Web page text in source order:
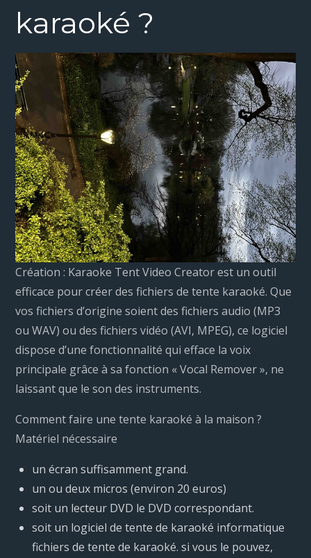
karaoké ?
Création : Karaoke Tent Video Creator est un outil
efficace pour créer des fichiers de tente karaoké. Que
vos fichiers d’origine soient des fichiers audio (MP3
ou WAV) ou des fichiers vidéo (AVI, MPEG), ce logiciel
dispose d’une fonctionnalité qui efface la voix
principale grâce à sa fonction « Vocal Remover », ne
laissant que le son des instruments.
Comment faire une tente karaoké à la maison ?
Matériel nécessaire
un écran suffisamment grand.
un ou deux micros (environ 20 euros)
soit un lecteur DVD le DVD correspondant.
soit un logiciel de tente de karaoké informatique
fichiers de tente de karaoké. si vous le pouvez,